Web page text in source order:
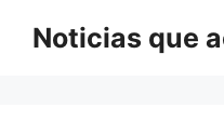
Noticias que